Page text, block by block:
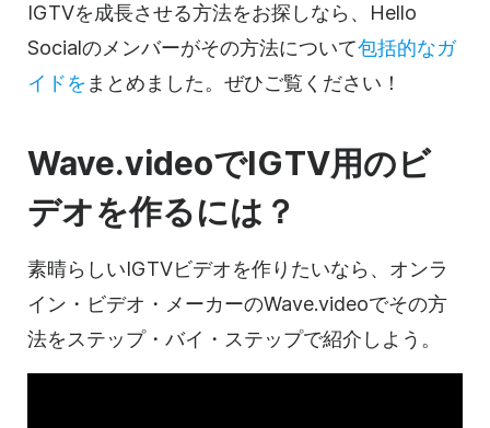
IGTVを成長させる方法をお探しなら、Hello
Socialのメンバーがその方法について包括的なガ
イドを まとめました。ぜひご覧ください！
Wave.videoでIGTV用のビ
デオを作るには？
素晴らしいIGTVビデオを作りたいなら、オンラ
イン・ ビデオ・ メーカーのWave.videoでその方
法をステップ・バイ・ステップで紹介しよう。